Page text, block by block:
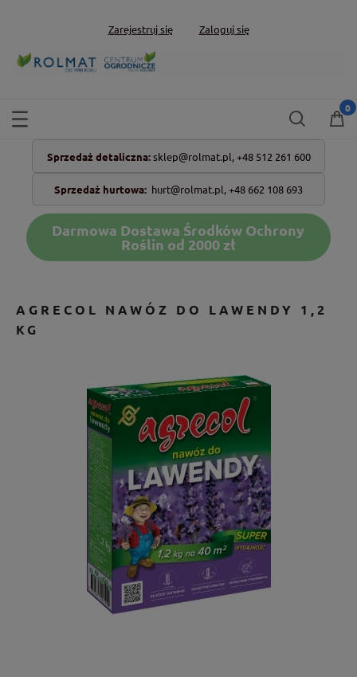
Zarejestruj się Zaloguj się
Sprzedaż detaliczna: sklep@rolmat.pl, +48 512 261 600
Sprzedaż hurtowa: hurt@rolmat.pl,+48 662 108 693
Darmowa Dostawa Środków Ochrony
Roślin od 2000 zł
AGRECOL NAWÓZ DO LAWENDY 1,2
KG